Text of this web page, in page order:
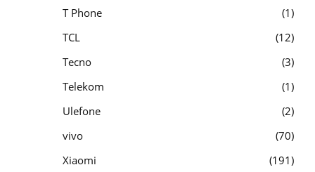
T Phone
1
TCL
12
Tecno
3
Telekom
1
Ulefone
2
vivo
70
Xiaomi
191